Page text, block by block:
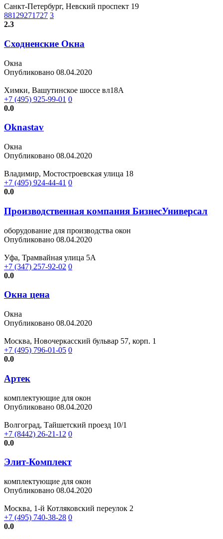
Санкт-Петербург, Невский проспект 19
88129271727 3
2.3
Сходненские Окна
Окна
Опубликовано 08.04.2020
Химки, Вашутинское шоссе вл18А
+7 (495) 925-99-01 0
0.0
Oknastav
Окна
Опубликовано 08.04.2020
Владимир, Мостостроевская улица 18
+7 (495) 924-44-41 0
0.0
Производственная компания БизнесУниверсал
оборудование для производства окон
Опубликовано 08.04.2020
Уфа, Трамвайная улица 5А
+7 (347) 257-92-02 0
0.0
Окна цена
Окна
Опубликовано 08.04.2020
Москва, Новочеркасский бульвар 57, корп. 1
+7 (495) 796-01-05 0
0.0
Артек
комплектующие для окон
Опубликовано 08.04.2020
Волгоград, Тайшетский проезд 10/1
+7 (8442) 26-21-12 0
0.0
Элит-Комплект
комплектующие для окон
Опубликовано 08.04.2020
Москва, 1-й Котляковский переулок 2
+7 (495) 740-38-28 0
0.0